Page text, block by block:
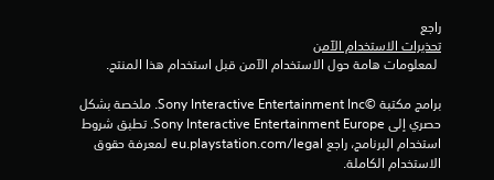
م
ن
راجع
تحذيرات الاستخدام الآمن
الاستخدام الكاملة.